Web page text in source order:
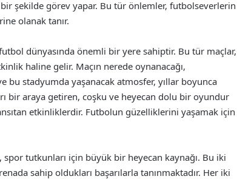
şekilde görev yapar. Bu tür önlemler, futbolseverlerin
olanak tanır.
dünyasında önemli bir yere sahiptir. Bu tür maçlar,
haline gelir. Maçın nerede oynanacağı,
stadyumda yaşanacak atmosfer, yıllar boyunca
bir araya getiren, coşku ve heyecan dolu bir oyundur
etkinliklerdir. Futbolun güzelliklerini yaşamak için
spor tutkunları için büyük bir heyecan kaynağı. Bu iki
sahip oldukları başarılarla tanınmaktadır. Her iki